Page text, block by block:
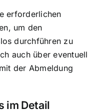
erforderlichen
um den
durchführen zu
auch über eventuell
der Abmeldung
im Detail